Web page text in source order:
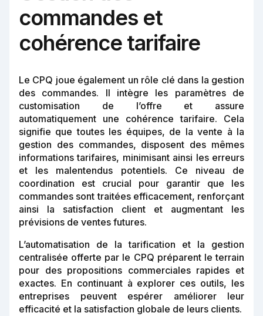
commandes et
cohérence tarifaire
Le CPQ joue également un rôle clé dans la gestion
des commandes. Il intègre les paramètres de
customisation de l’offre et assure
automatiquement une cohérence tarifaire. Cela
signifie que toutes les équipes, de la vente à la
gestion des commandes, disposent des mêmes
informations tarifaires, minimisant ainsi les erreurs
et les malentendus potentiels. Ce niveau de
coordination est crucial pour garantir que les
commandes sont traitées efficacement, renforçant
ainsi la satisfaction client et augmentant les
prévisions de ventes futures.
L’automatisation de la tarification et la gestion
centralisée offerte par le CPQ préparent le terrain
pour des propositions commerciales rapides et
exactes. En continuant à explorer ces outils, les
entreprises peuvent espérer améliorer leur
efficacité et la satisfaction globale de leurs clients.